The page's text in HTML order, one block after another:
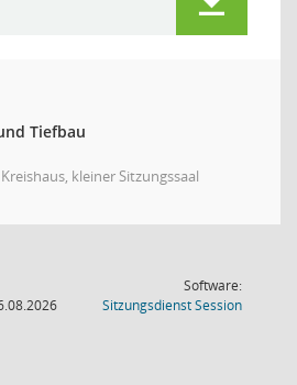
Tiefbau
kleiner Sitzungssaal
Software:
SitzungsdienstSession(Wird in